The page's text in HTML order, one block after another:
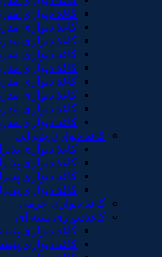
کاغذ دیواری
کاغذ دیواری
کاغذ دیواری
کاغذ دیواری
کاغذ دیواری
کاغذ دیواری
کاغذ دیواری
کاغذ دیواری
کاغذ دیواری
کاغذ دیواری پذیرایی
کاغذ دیواری
کاغذ دیواری
کاغذ دیواری
کاغذ دیواری
کاغذ دیواری چرمی
کاغذدیواری پتینه ای
کاغذ دیواری
کاغذ دیواری